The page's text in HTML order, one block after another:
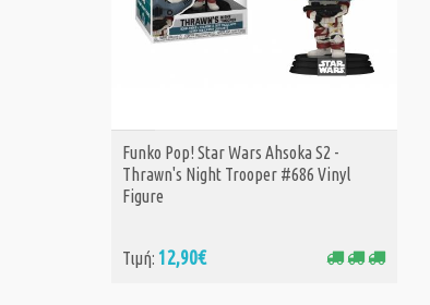
ΑΓΟΡΑ
Funko Pop! Star Wars Ahsoka S2 -
Thrawn's Night Trooper #686 Vinyl
Figure
Τιμή: 12,90€